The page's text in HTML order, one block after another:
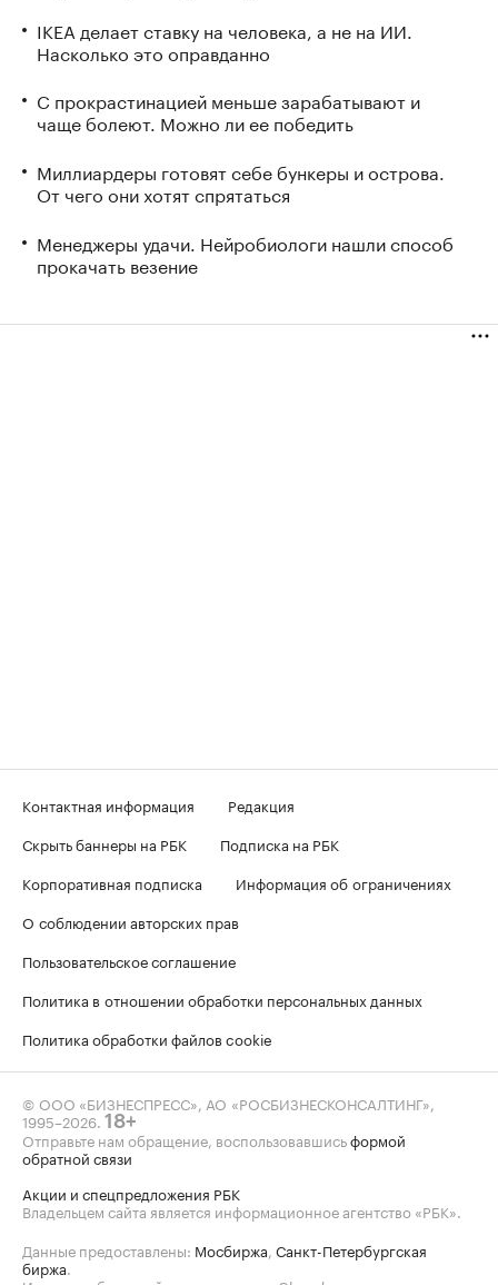
IKEA делает ставку на человека, а не на ИИ.
Насколько это оправданно
С прокрастинацией меньше зарабатывают и
чаще болеют. Можно ли ее победить
Миллиардеры готовят себе бункеры и острова.
От чего они хотят спрятаться
Менеджеры удачи. Нейробиологи нашли способ
прокачать везение
Контактная информация
Редакция
Скрыть баннеры на РБК
Подписка на РБК
Корпоративная подписка
Информация об ограничениях
О соблюдении авторских прав
Пользовательское соглашение
Политика в отношении обработки персональных данных
Политика обработки файлов cookie
© ООО «БИЗНЕСПРЕСС», АО «РОСБИЗНЕСКОНСАЛТИНГ»,
1995–2026. 18+
Отправьте нам обращение, воспользовавшисьформой
обратной связи
Акции и спецпредложения РБК
Владельцем сайта является информационное агентство «РБК».
Данные предоставлены: Мосбиржа, Санкт-Петербургская
биржа.